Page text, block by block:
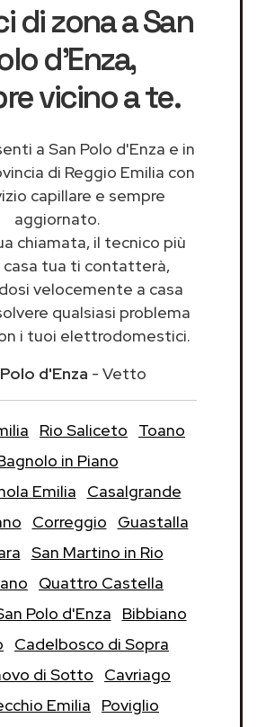
di zona a San
d'Enza,
vicino a te.
a San Polo d'Enza e in
di Reggio Emilia con
capillare e sempre
aggiornato.
chiamata, il tecnico più
casa tua ti contatterà,
velocemente a casa
qualsiasi problema
i tuoi elettrodomestici.
d'Enza - Vetto
Rio Saliceto
Toano
in Piano
Emilia
Casalgrande
Correggio
Guastalla
San Martino in Rio
Quattro Castella
Polo d'Enza
Bibbiano
Cadelbosco di Sopra
di Sotto
Cavriago
Emilia
Poviglio